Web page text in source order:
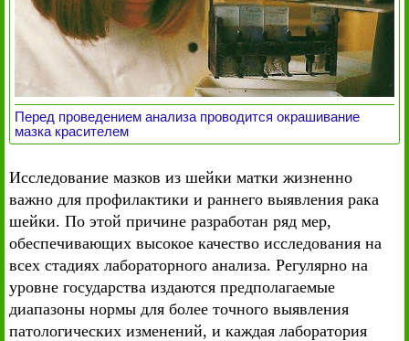
Перед проведением анализа проводится окрашивание
мазка красителем
Исследование мазков из шейки матки жизненно
важно для профилактики и раннего выявления рака
шейки. По этой причине разработан ряд мер,
обеспечивающих высокое качество исследования на
всех стадиях лабораторного анализа. Регулярно на
уровне государства издаются предполагаемые
диапазоны нормы для более точного выявления
патологических изменений, и каждая лаборатория